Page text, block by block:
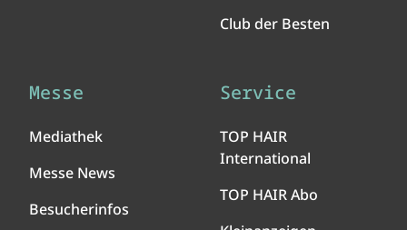
Club der Besten
Messe
Mediathek
Messe News
Besucherinfos
Service
TOP HAIR
International
TOP HAIR Abo